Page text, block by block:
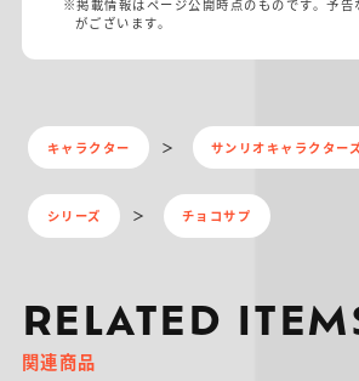
※掲載情報はページ公開時点のものです。予告
がございます。
キャラクター サンリオキャラクター
シリーズ チョコサプ
RELATED
関連商品